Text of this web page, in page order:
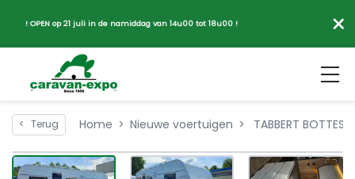
! OPEN op 21 juli in de namiddag van 14u00 tot 18u00 ! ×
< Terug Home Nieuwe voertuigen TABBERT